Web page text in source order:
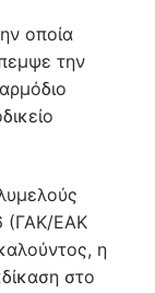
οποία
την
(ΓΑΚ/ΕΑΚ
η
στο